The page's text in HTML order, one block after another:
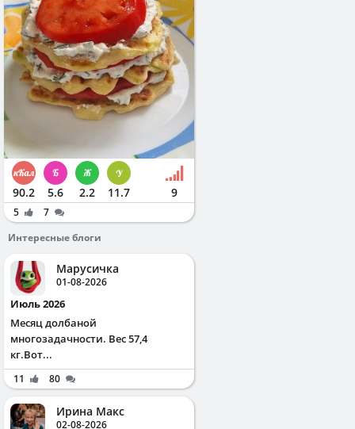
90.2 5.6 2.2 11.7 9
5
7
Интересные блоги
Марусичка
01-08-2026
Июль 2026
Месяц долбаной
многозадачности. Вес 57,4
кг.Вот...
11 80
Ирина Макс
02-08-2026